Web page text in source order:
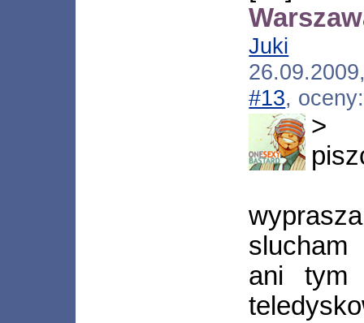
Juki
#13,
>
ani tym